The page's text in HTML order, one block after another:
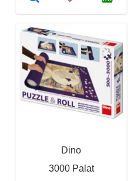
Dino
3000 Palat